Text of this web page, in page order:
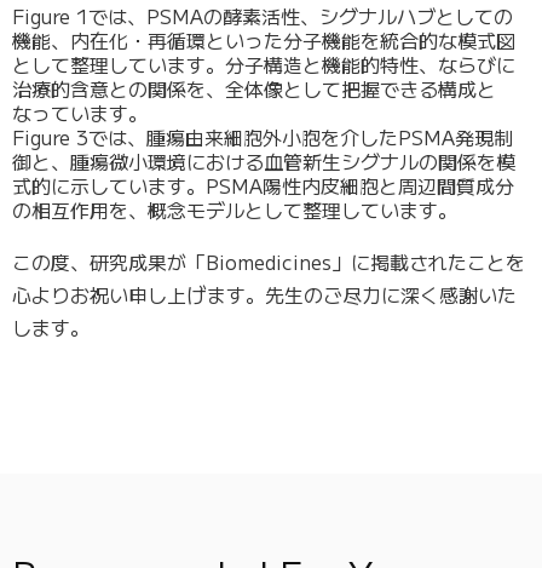
Figure 1では、PSMAの酵素活性、シグナルハブとしての
機能、内在化・再循環といった分子機能を統合的な模式図
として整理しています。分子構造と機能的特性、ならびに
治療的含意との関係を、全体像として把握できる構成と
なっています。
Figure 3では、腫瘍由来細胞外小胞を介したPSMA発現制
御と、腫瘍微小環境における血管新生シグナルの関係を模
式的に示しています。PSMA陽性内皮細胞と周辺間質成分
の相互作用を、概念モデルとして整理しています。
この度、研究成果が「Biomedicines」に掲載されたことを
心よりお祝い申し上げます。先生のご尽力に深く感謝いた
します。